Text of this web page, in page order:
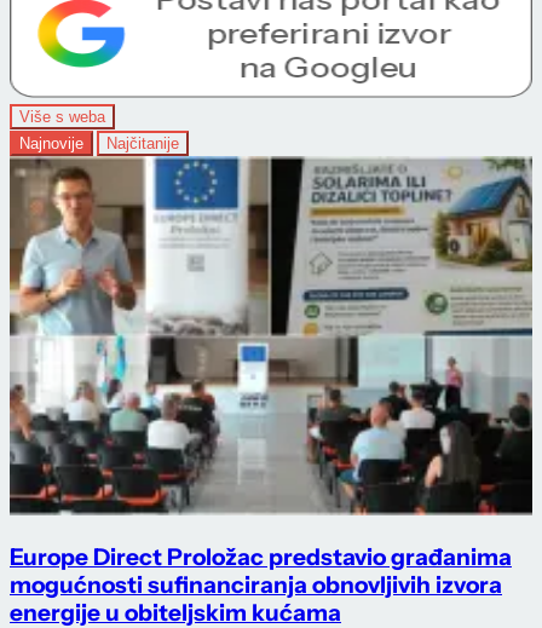
Više s weba
Najnovije
Najčitanije
Europe Direct Proložac predstavio građanima
mogućnosti sufinanciranja obnovljivih izvora
energije u obiteljskim kućama